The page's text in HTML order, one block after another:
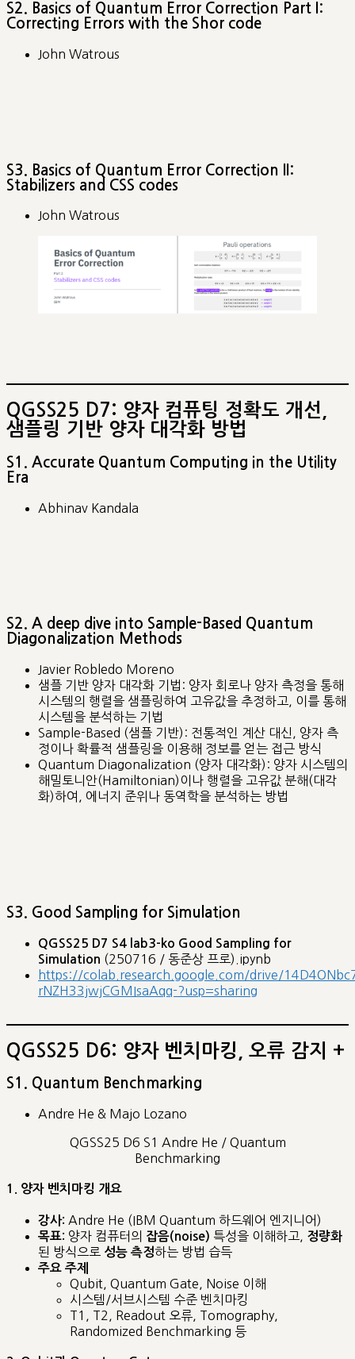
S2. Basics of Quantum Error Correction Part I:
Correcting Errors with the Shor code
John Watrous
S3. Basics of Quantum Error Correction II:
Stabilizers and CSS codes
John Watrous
QGSS25 D7: 양자 컴퓨팅 정확도 개선,
샘플링 기반 양자 대각화 방법
S1. Accurate Quantum Computing in the Utility
Era
Abhinav Kandala
S2. A deep dive into Sample-Based Quantum
Diagonalization Methods
Javier Robledo Moreno
샘플 기반 양자 대각화 기법: 양자 회로나 양자 측정을 통해
시스템의 행렬을 샘플링하여 고유값을 추정하고, 이를 통해
시스템을 분석하는 기법
Sample-Based (샘플 기반): 전통적인 계산 대신, 양자 측
정이나 확률적 샘플링을 이용해 정보를 얻는 접근 방식
Quantum Diagonalization (양자 대각화): 양자 시스템의
해밀토니안(Hamiltonian)이나 행렬을 고유값 분해(대각
화)하여, 에너지 준위나 동역학을 분석하는 방법
S3. Good Sampling for Simulation
QGSS25 D7 S4 lab3-ko Good Sampling for
Simulation (250716 / 동준상 프로).ipynb
https://colab.research.google.com/drive/
rNZH33jwjCGMIsaAqq-?usp=sharing
QGSS25 D6: 양자 벤치마킹, 오류 감지 +
S1. Quantum Benchmarking
Andre He & Majo Lozano
QGSS25 D6 S1 Andre He / Quantum
Benchmarking
1. 양자 벤치마킹 개요
강사: Andre He (IBM Quantum 하드웨어 엔지니어)
목표: 양자 컴퓨터의 잡음(noise) 특성을 이해하고, 정량화
된 방식으로 성능 측정하는 방법 습득
주요 주제
Qubit, Quantum Gate, Noise 이해
시스템/서브시스템 수준 벤치마킹
T1, T2, Readout 오류, Tomography,
Randomized Benchmarking 등